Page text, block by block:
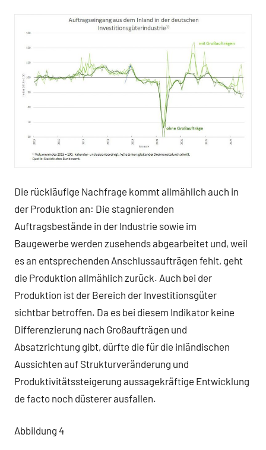
Die rückläufige Nachfrage kommt allmählich auch in
der Produktion an: Die stagnierenden
Auftragsbestände in der Industrie sowie im
Baugewerbe werden zusehends abgearbeitet und, weil
es an entsprechenden Anschlussaufträgen fehlt, geht
die Produktion allmählich zurück. Auch bei der
Produktion ist der Bereich der Investitionsgüter
sichtbar betroffen. Da es bei diesem Indikator keine
Differenzierung nach Großaufträgen und
Absatzrichtung gibt, dürfte die für die inländischen
Aussichten auf Strukturveränderung und
Produktivitätssteigerung aussagekräftige Entwicklung
de facto noch düsterer ausfallen.
Abbildung 4